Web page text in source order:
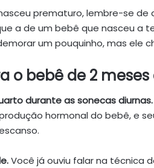
prematuro, lembre-se
a de um bebê que nasceu a
um pouquinho, mas ele
o bebê de 2
durante as sonecas diurnas.
hormonal do bebê, e
Você já ouviu falar na técnica